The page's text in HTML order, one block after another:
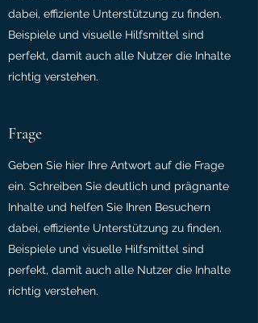
dabei, effiziente Unterstützung zu finden.
Beispiele und visuelle Hilfsmittel sind
perfekt, damit auch alle Nutzer die Inhalte
richtig verstehen.
Frage
Geben Sie hier Ihre Antwort auf die Frage
ein. Schreiben Sie deutlich und prägnante
Inhalte und helfen Sie Ihren Besuchern
dabei, effiziente Unterstützung zu finden.
Beispiele und visuelle Hilfsmittel sind
perfekt, damit auch alle Nutzer die Inhalte
richtig verstehen.